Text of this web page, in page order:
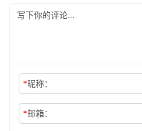
*昵称：
*邮箱：